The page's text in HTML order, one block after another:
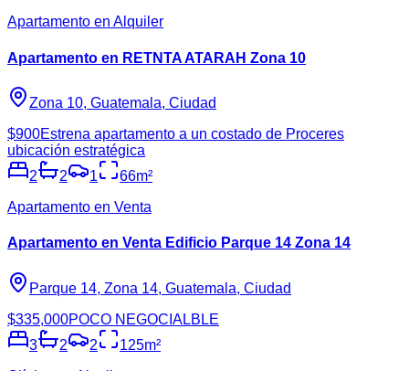
Apartamento en Alquiler
Apartamento en RETNTA ATARAH Zona 10
Zona 10, Guatemala, Ciudad
$900Estrena apartamento a un costado de Proceres
ubicación estratégica
2
2 1 66m²
Apartamento en Venta
Apartamento en Venta Edificio Parque 14 Zona 14
Parque 14, Zona 14, Guatemala, Ciudad
$335,000POCO NEGOCIALBLE
3
2 2 125m²